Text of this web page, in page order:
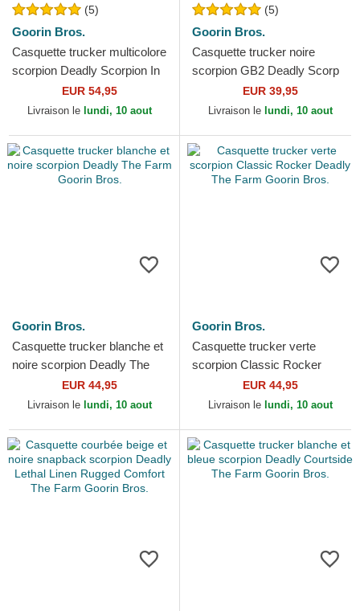
(5)
Goorin Bros.
Casquette trucker multicolore
scorpion Deadly Scorpion In
The Element The Farm
Goorin Bros.
EUR 54,95
Livraison le lundi, 10 aout
(5)
Goorin Bros.
Casquette trucker noire
scorpion GB2 Deadly Scorp
The Rocker The Farm Goorin
Bros.
EUR 39,95
Livraison le lundi, 10 aout
Goorin Bros.
Casquette trucker blanche et
noire scorpion Deadly The
Farm Goorin Bros.
EUR 44,95
Livraison le lundi, 10 aout
Goorin Bros.
Casquette trucker verte
scorpion Classic Rocker
Deadly The Farm Goorin
Bros.
EUR 44,95
Livraison le lundi, 10 aout